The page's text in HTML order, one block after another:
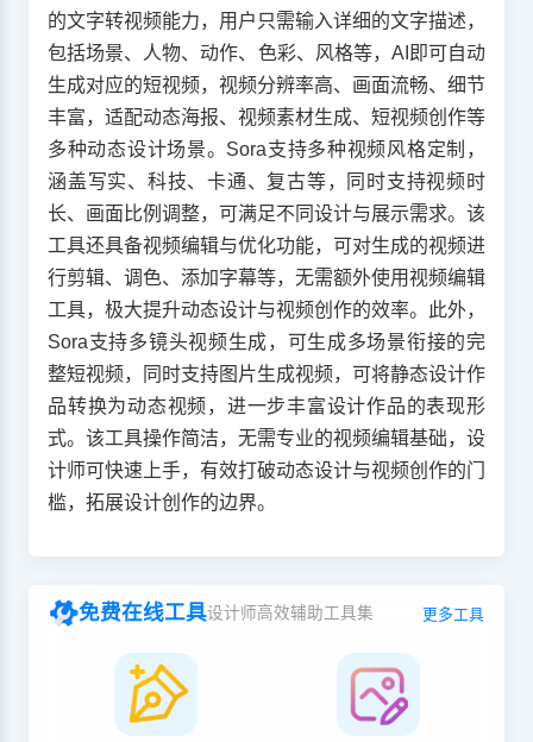
的文字转视频能力，用户只需输入详细的文字描述，
包括场景、人物、动作、色彩、风格等，AI即可自动
生成对应的短视频，视频分辨率高、画面流畅、细节
丰富，适配动态海报、视频素材生成、短视频创作等
多种动态设计场景。Sora支持多种视频风格定制，
涵盖写实、科技、卡通、复古等，同时支持视频时
长、画面比例调整，可满足不同设计与展示需求。该
工具还具备视频编辑与优化功能，可对生成的视频进
行剪辑、调色、添加字幕等，无需额外使用视频编辑
工具，极大提升动态设计与视频创作的效率。此外，
Sora支持多镜头视频生成，可生成多场景衔接的完
整短视频，同时支持图片生成视频，可将静态设计作
品转换为动态视频，进一步丰富设计作品的表现形
式。该工具操作简洁，无需专业的视频编辑基础，设
计师可快速上手，有效打破动态设计与视频创作的门
槛，拓展设计创作的边界。
免费在线工具设计师高效辅助工具集 更多工具